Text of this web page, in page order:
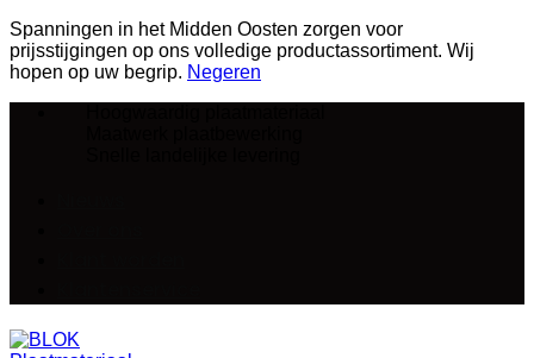
Spanningen in het Midden Oosten zorgen voor
prijsstijgingen op ons volledige productassortiment. Wij
hopen op uw begrip. Negeren